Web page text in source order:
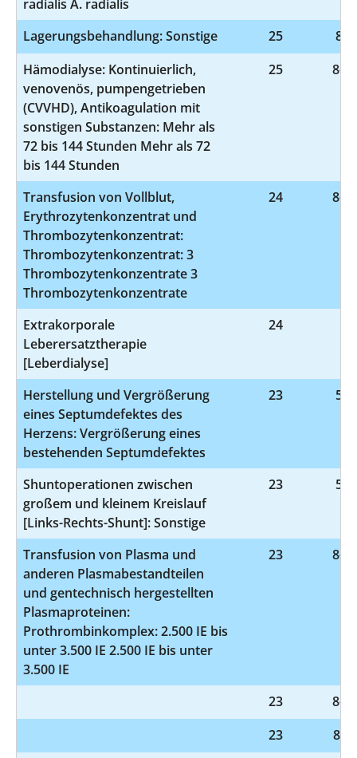
radialis A. radialis
Lagerungsbehandlung: Sonstige
25
8-
Hämodialyse: Kontinuierlich,
venovenös, pumpengetrieben
(CVVHD), Antikoagulation mit
sonstigen Substanzen: Mehr als
72 bis 144 Stunden Mehr als 72
bis 144 Stunden
25 8-
Transfusion von Vollblut,
Erythrozytenkonzentrat und
Thrombozytenkonzentrat:
Thrombozytenkonzentrat: 3
Thrombozytenkonzentrate 3
Thrombozytenkonzentrate
24 8-
Extrakorporale
Leberersatztherapie
[Leberdialyse]
24
Herstellung und Vergrößerung
eines Septumdefektes des
Herzens: Vergrößerung eines
bestehenden Septumdefektes
23 5-
Shuntoperationen zwischen
großem und kleinem Kreislauf
[Links-Rechts-Shunt]: Sonstige
23 5-
Transfusion von Plasma und
anderen Plasmabestandteilen
und gentechnisch hergestellten
Plasmaproteinen:
Prothrombinkomplex: 2.500 IE bis
unter 3.500 IE 2.500 IE bis unter
3.500 IE
23 8-
23
8-
23
8-